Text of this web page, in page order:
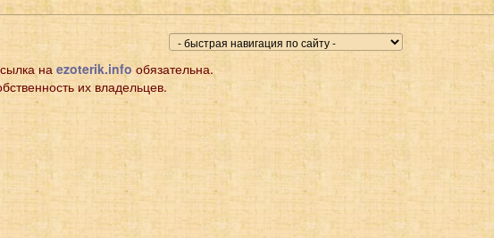
на ezoterik.infoобязательна.
их владельцев.